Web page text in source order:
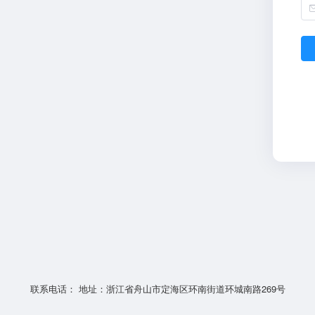
联系电话： 地址：浙江省舟山市定海区环南街道环城南路269号